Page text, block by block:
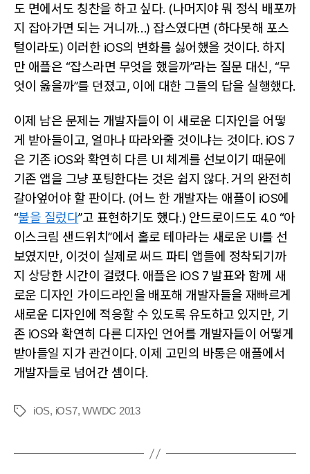
도 면에서도 칭찬을 하고 싶다. (나머지야 뭐 정식 배포까
지 잡아가면 되는 거니까…) 잡스였다면 (하다못해 포스
털이라도) 이러한 iOS의 변화를 싫어했을 것이다. 하지
만 애플은 “잡스라면 무엇을 했을까”라는 질문 대신, “무
엇이 옳을까”를 던졌고, 이에 대한 그들의 답을 실행했다.
이제 남은 문제는 개발자들이 이 새로운 디자인을 어떻
게 받아들이고, 얼마나 따라와줄 것이냐는 것이다. iOS 7
은 기존 iOS와 확연히 다른 UI 체계를 선보이기 때문에
기존 앱을 그냥 포팅한다는 것은 쉽지 않다. 거의 완전히
갈아엎어야 할 판이다. (어느 한 개발자는 애플이 iOS에
“불을 질렀다”고 표현하기도 했다.) 안드로이드도 4.0 “아
이스크림 샌드위치”에서 홀로 테마라는 새로운 UI를 선
보였지만, 이것이 실제로 써드 파티 앱들에 정착되기까
지 상당한 시간이 걸렸다. 애플은 iOS 7 발표와 함께 새
로운 디자인 가이드라인을 배포해 개발자들을 재빠르게
새로운 디자인에 적응할 수 있도록 유도하고 있지만, 기
존 iOS와 확연히 다른 디자인 언어를 개발자들이 어떻게
받아들일 지가 관건이다. 이제 고민의 바통은 애플에서
개발자들로 넘어간 셈이다.
Tags iOS, iOS7,WWDC 2013